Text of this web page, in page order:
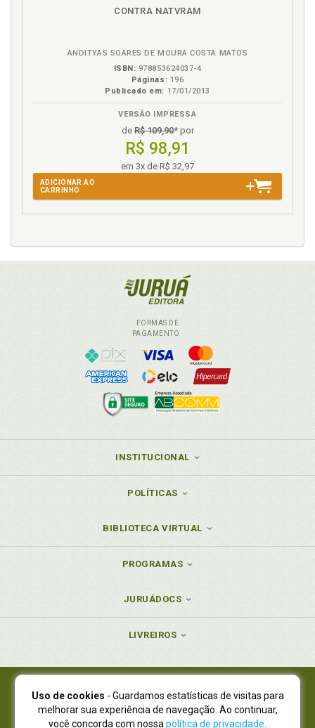
CONTRA NATVRAM
ANDITYAS SOARES DE MOURA COSTA MATOS
ISBN: 978853624037-4
Páginas: 196
Publicado em: 17/01/2013
VERSÃO IMPRESSA
deR$ 109,90* por
R$ 98,91
em 3x de R$ 32,97
ADICIONAR AO
CARRINHO
FORMAS DE
PAGAMENTO
INSTITUCIONAL
POLÍTICAS
BIBLIOTECA VIRTUAL
PROGRAMAS
JURUÁDOCS
LIVREIROS
Juruá Editora Ltda., CNPJ 77.535.508/0001-19
Juruá Informática Ltda., CNPJ 01.701.561/0001-80
Uso de cookies - Guardamos estatísticas de visitas para
melhorar sua experiência de navegação. Ao continuar,
você concorda com nossa política de privacidade